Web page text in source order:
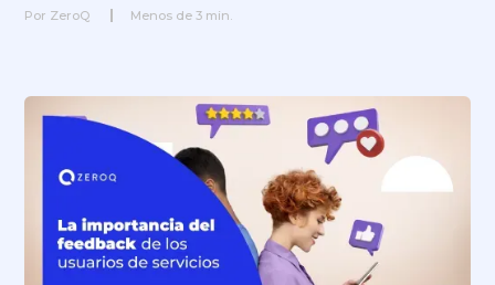
Por ZeroQ Menos de 3 min.